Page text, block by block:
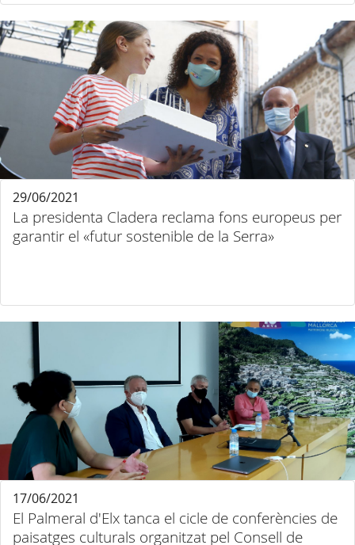
La presidenta Cladera reclama fons europeus per
garantir el «futur sostenible de la Serra»
29/06/2021
El Palmeral d'Elx tanca el cicle de conferències de
paisatges culturals organitzat pel Consell de
17/06/2021